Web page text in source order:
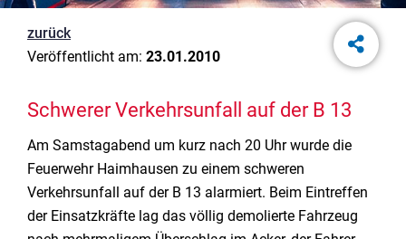
zurück
Veröffentlicht am: 23.01.2010
Schwerer Verkehrsunfall auf der B 13
Am Samstagabend um kurz nach 20 Uhr wurde die
Feuerwehr Haimhausen zu einem schweren
Verkehrsunfall auf der B 13 alarmiert. Beim Eintreffen
der Einsatzkräfte lag das völlig demolierte Fahrzeug